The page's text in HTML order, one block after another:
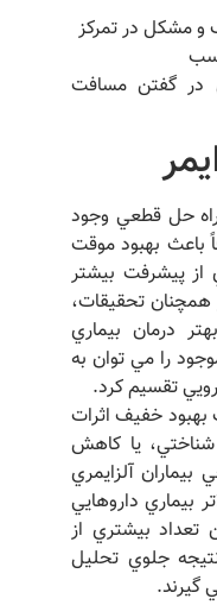
مشکل در تمرکز
در گفتن مسافت
حل قطعي وجود
بهبود موقت
پيشرفت بيشتر
تحقيقات،
درمان بيماري
را مي توان به
تقسيم كرد.
خفيف اثرات
يا كاهش
آلزايمري
داروهايي
بيشتري از
جلوي تحليل